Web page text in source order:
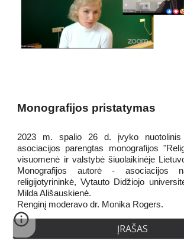
Monografijos pristatymas
2023 m. spalio 26 d. įvyko nuotolinis
asociacijos parengtas monografijos
visuomenė ir valstybė šiuolaikinėje
Monografijos autorė - asociacijos
religijotyrininkė, Vytauto Didžiojo
Milda Ališauskienė.
Renginį moderavo dr. Monika Rogers.
ĮRAŠAS